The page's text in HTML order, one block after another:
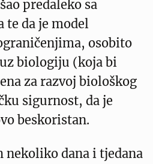
predaleko sa
da je model
osobito
biologiju (koja bi
za razvoj biološkog
sigurnost, da je
beskoristan.
nekoliko dana i tjedana